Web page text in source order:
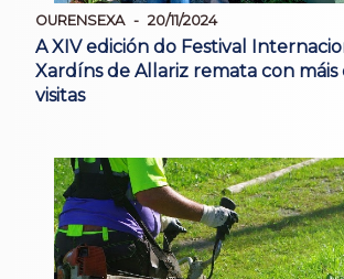
OURENSEXA 20/11/2024
A XIV edición do Festival
Xardíns de Allariz remata con máis
visitas